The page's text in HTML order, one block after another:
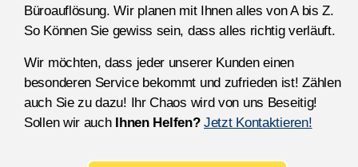
Büroauflösung. Wir planen mit Ihnen alles von A bis Z.
So Können Sie gewiss sein, dass alles richtig verläuft.
Wir möchten, dass jeder unserer Kunden einen
besonderen Service bekommt und zufrieden ist! Zählen
auch Sie zu dazu! Ihr Chaos wird von uns Beseitig!
Sollen wir auch Ihnen Helfen? Jetzt Kontaktieren!